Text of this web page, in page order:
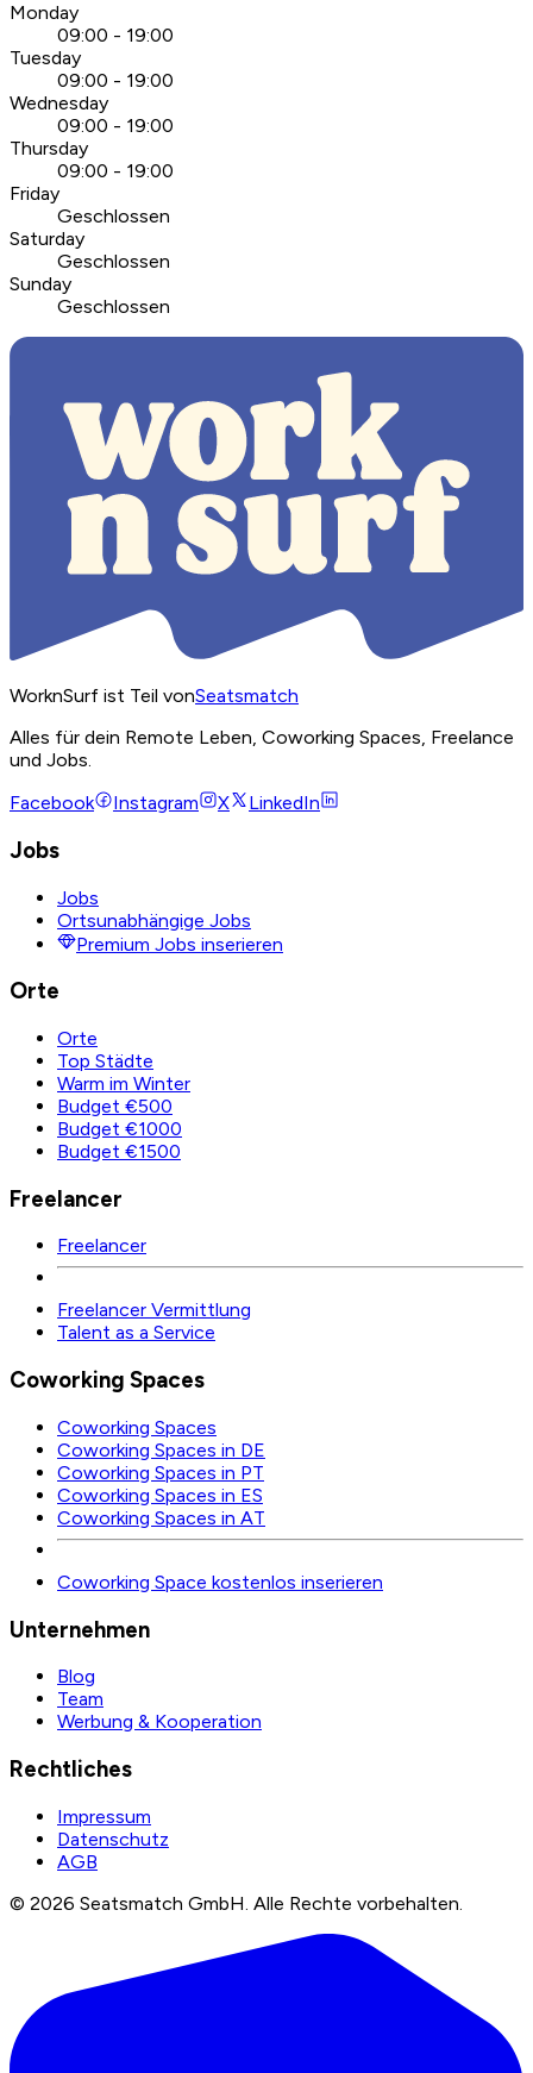
Monday
09:00 - 19:00
Tuesday
09:00 - 19:00
Wednesday
09:00 - 19:00
Thursday
09:00 - 19:00
Friday
Geschlossen
Saturday
Geschlossen
Sunday
Geschlossen
WorknSurf ist Teil vonSeatsmatch
Alles für dein Remote Leben, Coworking Spaces, Freelance
und Jobs.
Facebook
Instagram X LinkedIn
Jobs
Jobs
Ortsunabhängige Jobs
Premium Jobs inserieren
Orte
Orte
Top Städte
Warm im Winter
Budget €500
Budget €1000
Budget €1500
Freelancer
Freelancer
Freelancer Vermittlung
Talent as a Service
Coworking Spaces
Coworking Spaces
Coworking Spaces in DE
Coworking Spaces in PT
Coworking Spaces in ES
Coworking Spaces in AT
Coworking Space kostenlos inserieren
Unternehmen
Blog
Team
Werbung & Kooperation
Rechtliches
Impressum
Datenschutz
AGB
© 2026 Seatsmatch GmbH. Alle Rechte vorbehalten.